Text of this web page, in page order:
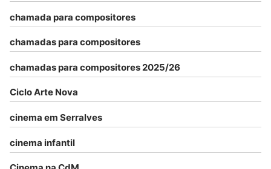
chamada para compositores
chamadas para compositores
chamadas para compositores 2025/26
Ciclo Arte Nova
cinema em Serralves
cinema infantil